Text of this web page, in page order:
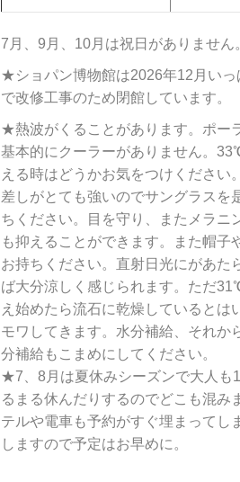
7月、9月、10月は祝日がありません
★ショパン博物館は2026年12月いっ
で改修工事のため閉館しています。
★熱波がくることがあります。ポー
基本的にクーラーがありません。
える時はどうかお気をつけください
差しがとても強いのでサングラスを
ちください。目を守り、またメラニ
も抑えることができます。また帽子
お持ちください。直射日光にがあた
ば大分涼しく感じられます。ただ
え始めたら流石に乾燥しているとは
モワしてきます。水分補給、それか
分補給もこまめにしてください。
★7、8月は夏休みシーズンで大人も
るまる休んだりするのでどこも混み
テルや電車も予約がすぐ埋まってし
しますので予定はお早めに。